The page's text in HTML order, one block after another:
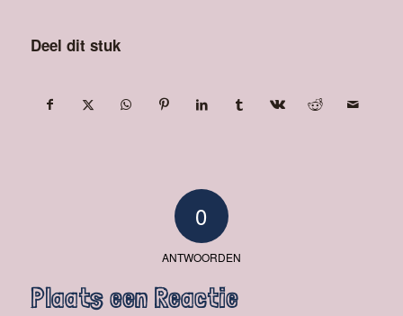
Deel dit stuk
0
ANTWOORDEN
Plaats een Reactie